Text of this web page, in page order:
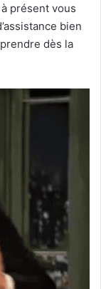
présent vous
bien
dès la